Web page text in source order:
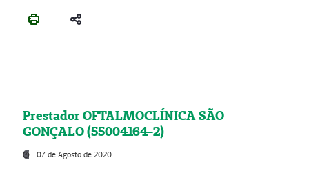
Prestador OFTALMOCLÍNICA SÃO
GONÇALO (55004164-2)
07 de Agosto de 2020